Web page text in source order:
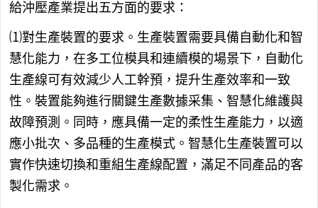
給沖壓產業提出五方面的要求：
⑴對生產裝置的要求。生產裝置需要具備自動化和智
慧化能力，在多工位模具和連續模的場景下，自動化
生產線可有效減少人工幹預，提升生產效率和一致
性。裝置能夠進行關鍵生產數據采集、智慧化維護與
故障預測。同時，應具備一定的柔性生產能力，以適
應小批次、多品種的生產模式。智慧化生產裝置可以
實作快速切換和重組生產線配置，滿足不同產品的客
製化需求。